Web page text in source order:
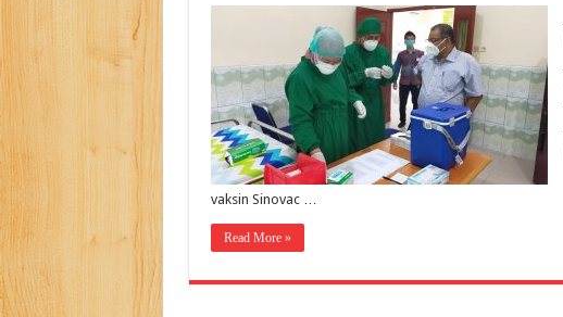
vaksin Sinovac …
Read More »